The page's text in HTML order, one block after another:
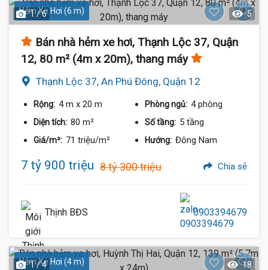
Hẻm Xe Hơi (6 m)
1 / 6 5
Bán nhà hẻm xe hơi, Thạnh Lộc 37, Quận
12, 80 m² (4m x 20m), thang máy
Thạnh Lộc 37, An Phú Đông, Quận 12
Rộng: 4 m x 20 m Phòng ngủ: 4 phòng
Diện tích: 80 m² Số tầng: 5 tầng
Giá/m²: 71 triệu/m² Hướng: Đông Nam
7 tỷ 900 triệu 8 tỷ 300 triệu Chia sẻ
Thịnh BĐS 0903394679
Hẻm Xe Hơi (4 m)
1 / 4 18